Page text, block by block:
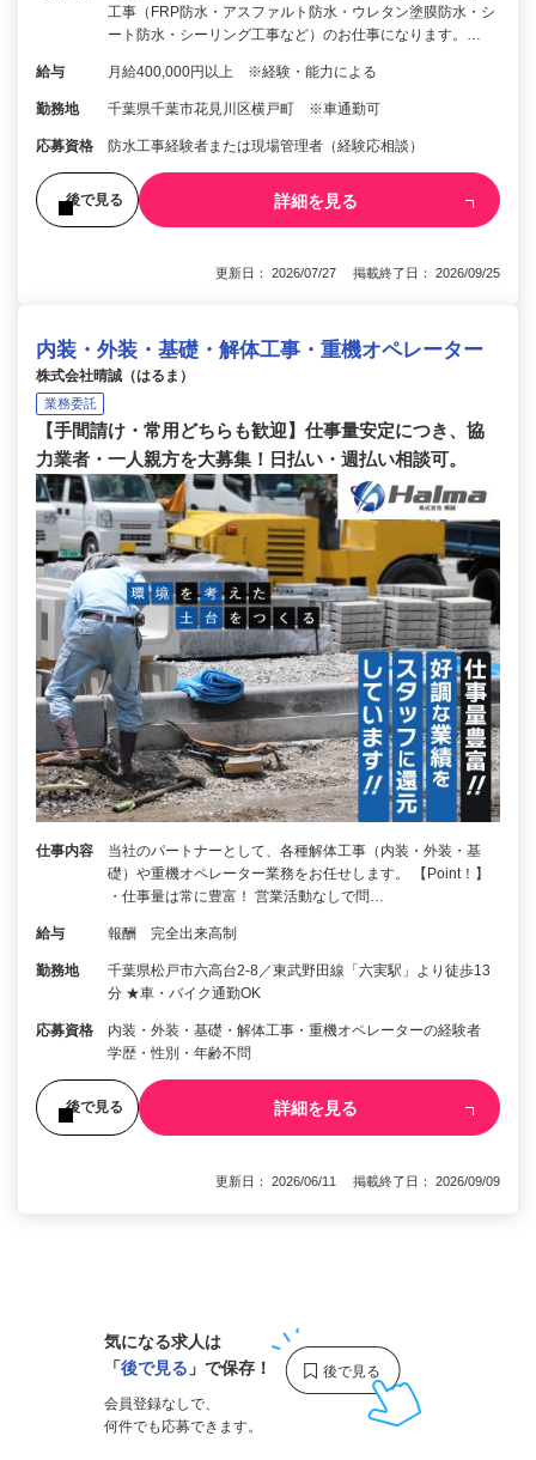
工事（FRP防水・アスファルト防水・ウレタン塗膜防水・シ
ート防水・シーリング工事など）のお仕事になります。…
給与 月給400,000円以上 ※経験・能力による
勤務地 千葉県千葉市花見川区横戸町 ※車通勤可
応募資格 防水工事経験者または現場管理者（経験応相談）
後で見る 詳細を見る
更新日： 2026/07/27 掲載終了日： 2026/09/25
内装・外装・基礎・解体工事・重機オペレーター
株式会社晴誠（はるま）
業務委託
【手間請け・常用どちらも歓迎】仕事量安定につき、協
力業者・一人親方を大募集！日払い・週払い相談可。
仕事内容
当社のパートナーとして、各種解体工事（内装・外装・基
礎）や重機オペレーター業務をお任せします。 【Point！】
・仕事量は常に豊富！ 営業活動なしで問…
給与 報酬 完全出来高制
勤務地
千葉県松戸市六高台2-8／東武野田線「六実駅」より徒歩13
分 ★車・バイク通勤OK
応募資格
内装・外装・基礎・解体工事・重機オペレーターの経験者
学歴・性別・年齢不問
後で見る 詳細を見る
更新日： 2026/06/11 掲載終了日： 2026/09/09
気になる求人は
「後で見る 」で保存！
会員登録なしで、
何件でも応募できます。